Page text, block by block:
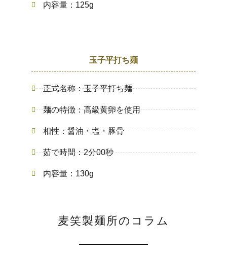
内容量：125g
玉子平打ち麺
正式名称：玉子平打ち麺
麺の特徴：高級黄卵を使用
相性：醤油・塩・豚骨
茹で時間：2分00秒
内容量：130g
麦笑製麺所のコラム